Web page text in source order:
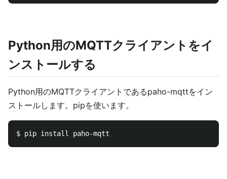
Python用のMQTTクライアントをイ
ンストールする
Python用のMQTTクライアントであるpaho-mqttをイン
ストールします。pipを使います。